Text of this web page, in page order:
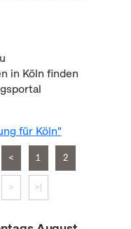
in Köln finden
für Köln"
< 1 2
> >|